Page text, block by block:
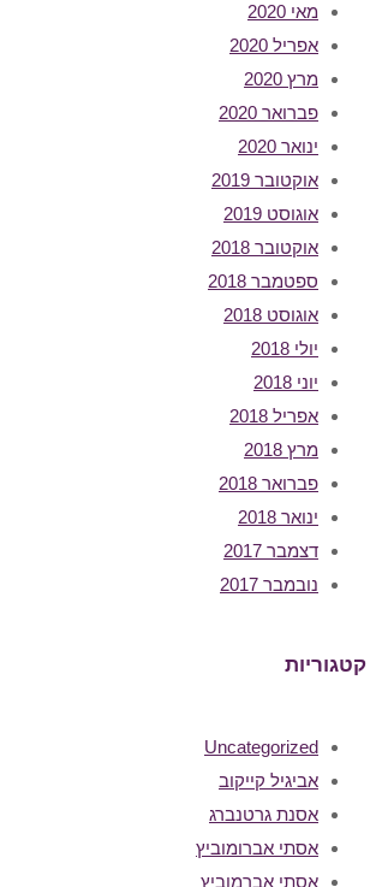
מאי 2020
אפריל 2020
מרץ 2020
פברואר 2020
ינואר 2020
אוקטובר 2019
אוגוסט 2019
אוקטובר 2018
ספטמבר 2018
אוגוסט 2018
יולי 2018
יוני 2018
אפריל 2018
מרץ 2018
פברואר 2018
ינואר 2018
דצמבר 2017
נובמבר 2017
קטגוריות
Uncategorized
אביגיל קייקוב
אסנת גרטנברג
אסתי אברומוביץ
אסתי אברמוביץ